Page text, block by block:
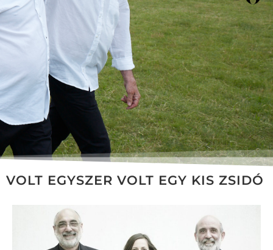
VOLT EGYSZER VOLT EGY KIS ZSIDÓ